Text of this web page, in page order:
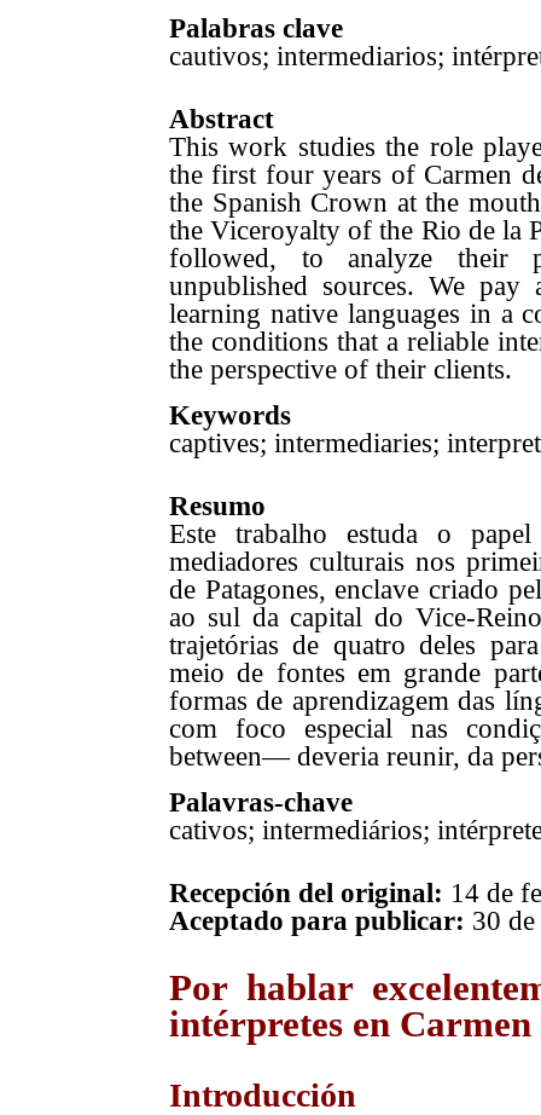
Palabras clave
cautivos; intermediarios;
Abstract
This work studies the role
the first four years of Carmen
the Spanish Crown at the
the Viceroyalty of the Rio de la
followed, to analyze their
unpublished sources. We
learning native languages in a
the conditions that a reliable
the perspective of their clients.
Keywords
captives; intermediaries;
Resumo
Este trabalho estuda o papel
mediadores culturais nos
de Patagones, enclave criado
ao sul da capital do Vice-
trajetórias de quatro deles
meio de fontes em grande
formas de aprendizagem das
com foco especial nas
between— deveria reunir, da
Palavras-chave
cativos; intermediários;
Recepción del original: 14 de
Aceptado para publicar: 30
Por hablar
intérpretes en Carmen
Introducción